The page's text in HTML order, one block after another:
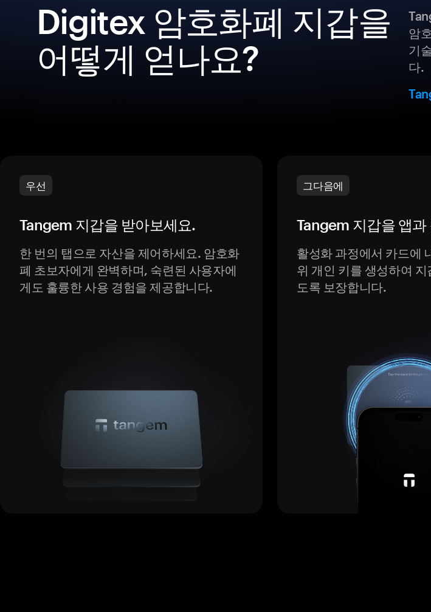
Digitex 암호화폐 지갑을
어떻게 얻나요?
암
기
다.
우선
Tangem 지갑을 받아보세요.
한 번의 탭으로 자산을 제어하세요. 암호화
폐 초보자에게 완벽하며, 숙련된 사용자에
게도 훌륭한 사용 경험을 제공합니다.
그다음에
Tangem 지갑을 앱
활성화 과정에서 카드에
위 개인 키를 생성하여
도록 보장합니다.